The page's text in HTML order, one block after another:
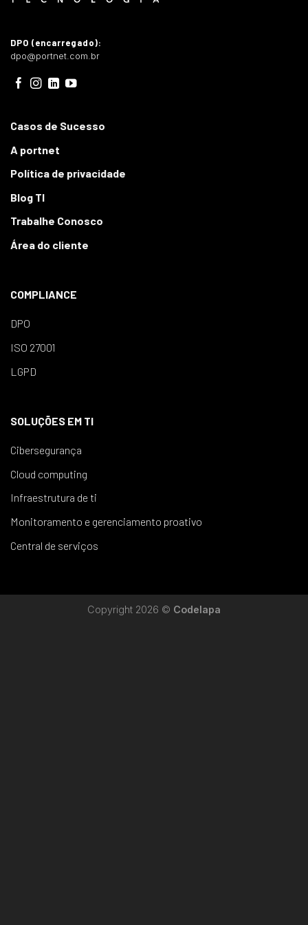
DPO (encarregado):
dpo@portnet.com.br
Casos de Sucesso
A portnet
Política de privacidade
Blog TI
Trabalhe Conosco
Área do cliente
COMPLIANCE
DPO
ISO 27001
LGPD
SOLUÇÕES EM TI
Cibersegurança
Cloud computing
Infraestrutura de ti
Monitoramento e gerenciamento proativo
Central de serviços
Copyright 2026 © Codelapa